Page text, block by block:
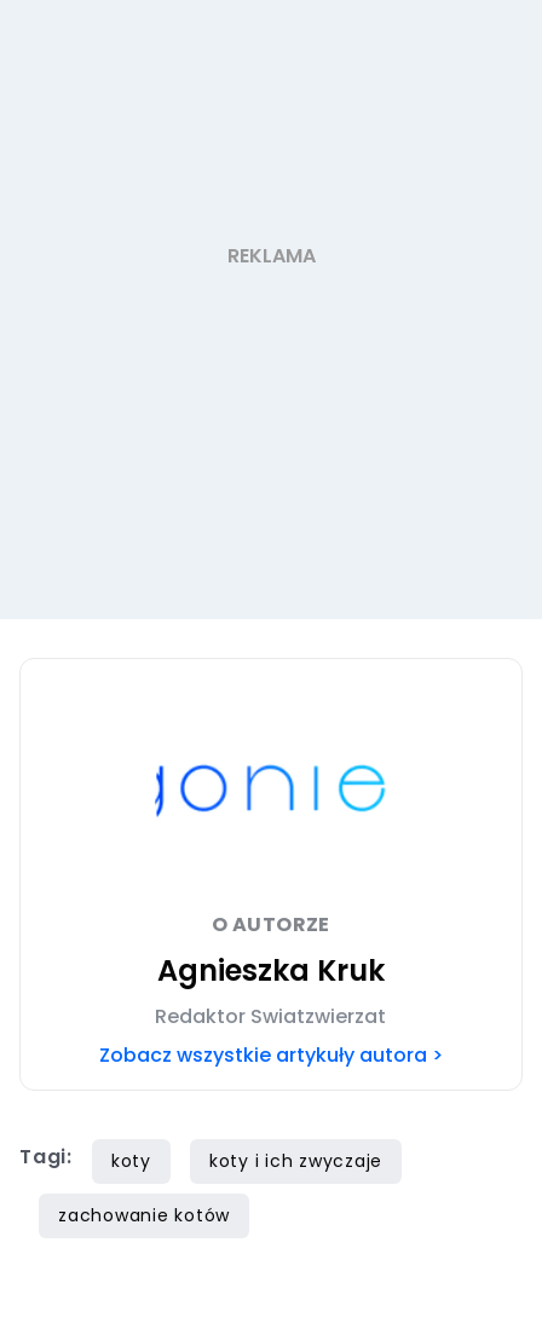
O AUTORZE
Agnieszka Kruk
Redaktor Swiatzwierzat
Zobacz wszystkie artykuły autora >
Tagi: koty koty i ich zwyczaje
zachowanie kotów